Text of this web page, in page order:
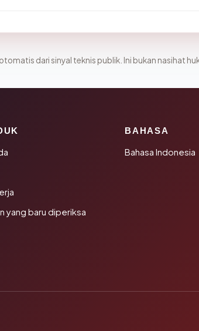
dari sinyal teknis publik. Ini bukan nasihat
yang baru diperiksa
BAHASA
Bahasa Indonesia